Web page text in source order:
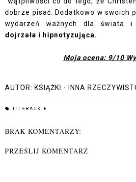
dobrze pisać. Dodatkowo w swoich
wydarzeń ważnych dla świata i
dojrzała i hipnotyzująca.
Moja ocena: 9/10
AUTOR: KSIĄŻKI - INNA
LITERACKIE
BRAK KOMENTARZY:
PRZEŚLIJ KOMENTARZ